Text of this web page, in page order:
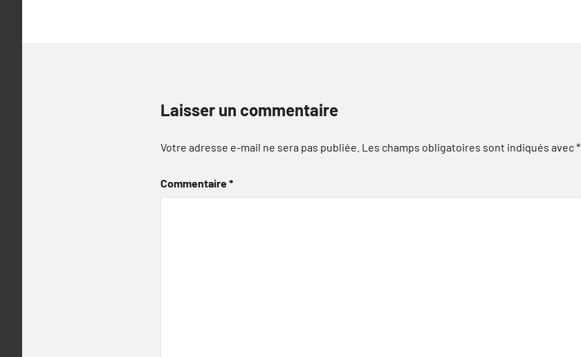
Laisser un commentaire
Votre adresse e-mail ne sera pas publiée. Les champs obligatoires sont indiqués avec*
Commentaire*